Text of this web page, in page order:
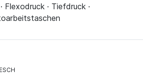
Flexodruck · Tiefdruck ·